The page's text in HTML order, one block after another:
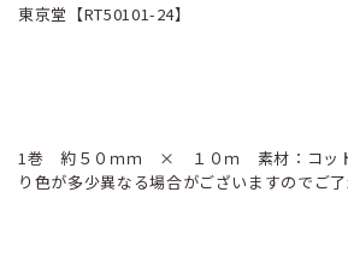
東京堂【RT50101-24】
1巻 約５０ｍｍ × １０ｍ 素材：コッ
り色が多少異なる場合がございますのでご了